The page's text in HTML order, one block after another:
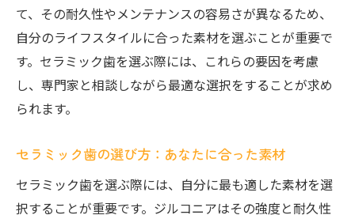
て、その耐久性やメンテナンスの容易さが異なるため、
自分のライフスタイルに合った素材を選ぶことが重要で
す。セラミック歯を選ぶ際には、これらの要因を考慮
し、専門家と相談しながら最適な選択をすることが求め
られます。
セラミック歯の選び方：あなたに合った素材
セラミック歯を選ぶ際には、自分に最も適した素材を選
択することが重要です。ジルコニアはその強度と耐久性